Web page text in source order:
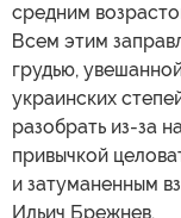
средним
Всем этим
грудью,
украинских
разобрать из-за
привычкой
и затуманенным
Ильич Брежнев.